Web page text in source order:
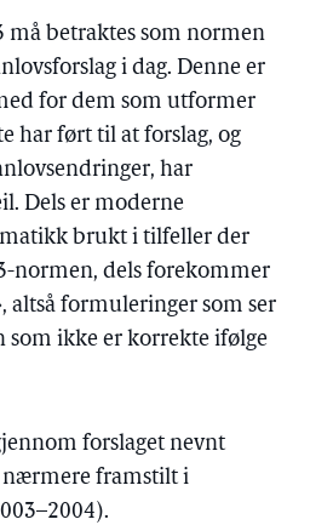
må betraktes som normen
i dag. Denne er
for dem som utformer
har ført til at forslag, og
har
Dels er moderne
brukt i tilfeller der
normen, dels forekommer
altså formuleringer som ser
som ikke er korrekte ifølge
forslaget nevnt
nærmere framstilt i